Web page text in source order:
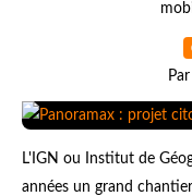
L'IGN ou Institut de
années un grand